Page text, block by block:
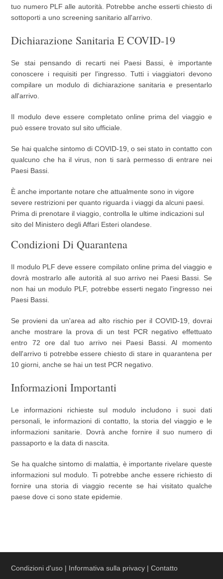
tuo numero PLF alle autorità. Potrebbe anche esserti chiesto di
sottoporti a uno screening sanitario all'arrivo.
Dichiarazione Sanitaria E COVID-19
Se stai pensando di recarti nei Paesi Bassi, è importante
conoscere i requisiti per l'ingresso. Tutti i viaggiatori devono
compilare un modulo di dichiarazione sanitaria e presentarlo
all'arrivo.
Il modulo deve essere completato online prima del viaggio e
può essere trovato sul sito ufficiale.
Se hai qualche sintomo di COVID-19, o sei stato in contatto con
qualcuno che ha il virus, non ti sarà permesso di entrare nei
Paesi Bassi.
È anche importante notare che attualmente sono in vigore
severe restrizioni per quanto riguarda i viaggi da alcuni paesi.
Prima di prenotare il viaggio, controlla le ultime indicazioni sul
sito del Ministero degli Affari Esteri olandese.
Condizioni Di Quarantena
Il modulo PLF deve essere compilato online prima del viaggio e
dovrà mostrarlo alle autorità al suo arrivo nei Paesi Bassi. Se
non hai un modulo PLF, potrebbe esserti negato l'ingresso nei
Paesi Bassi.
Se provieni da un'area ad alto rischio per il COVID-19, dovrai
anche mostrare la prova di un test PCR negativo effettuato
entro 72 ore dal tuo arrivo nei Paesi Bassi. Al momento
dell'arrivo ti potrebbe essere chiesto di stare in quarantena per
10 giorni, anche se hai un test PCR negativo.
Informazioni Importanti
Le informazioni richieste sul modulo includono i suoi dati
personali, le informazioni di contatto, la storia del viaggio e le
informazioni sanitarie. Dovrà anche fornire il suo numero di
passaporto e la data di nascita.
Se ha qualche sintomo di malattia, è importante rivelare queste
informazioni sul modulo. Ti potrebbe anche essere richiesto di
fornire una storia di viaggio recente se hai visitato qualche
paese dove ci sono state epidemie.
Condizioni d'uso | Informativa sulla privacy |Contatto